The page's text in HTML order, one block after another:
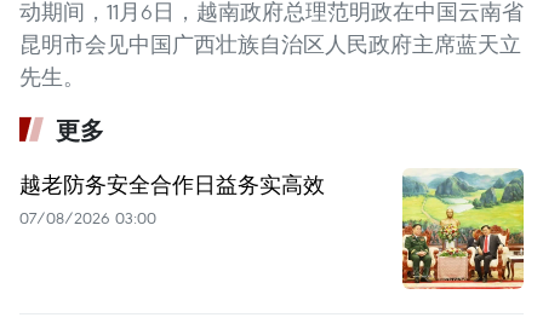
动期间，11月6日，越南政府总理范明政在中国云南省
昆明市会见中国广西壮族自治区人民政府主席蓝天立
先生。
更多
越老防务安全合作日益务实高效
07/08/2026 03:00